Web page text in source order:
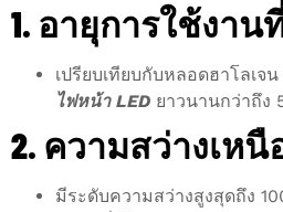
1. อายุการใช้งา
เปรียบเทียบกับหลอดฮาโลเจ
ไฟหน้า LED ยาวนานกว่าถึง
2. ความสว่างเหนื
มีระดับความสว่างสูงสุดถึง